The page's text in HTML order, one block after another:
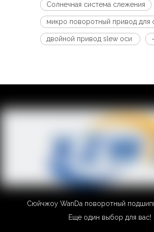
Солнечная система слежения
микро поворотный привод для
двойной привод slew оси
Сюйчжоу WanDa поворотный
Еще один выбор для вас!